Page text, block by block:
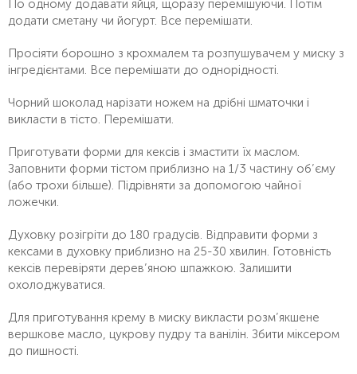
По одному додавати яйця, щоразу перемішуючи. Потім
додати сметану чи йогурт. Все перемішати.
Просіяти борошно з крохмалем та розпушувачем у миску з
інгредієнтами. Все перемішати до однорідності.
Чорний шоколад нарізати ножем на дрібні шматочки і
викласти в тісто. Перемішати.
Приготувати форми для кексів і змастити їх маслом.
Заповнити форми тістом приблизно на 1/3 частину об’єму
(або трохи більше). Підрівняти за допомогою чайної
ложечки.
Духовку розігріти до 180 градусів. Відправити форми з
кексами в духовку приблизно на 25-30 хвилин. Готовність
кексів перевіряти дерев’яною шпажкою. Залишити
охолоджуватися.
Для приготування крему в миску викласти розм’якшене
вершкове масло, цукрову пудру та ванілін. Збити міксером
до пишності.